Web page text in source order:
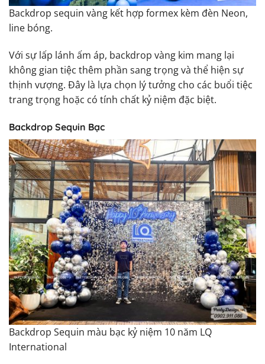
Backdrop sequin vàng kết hợp formex kèm đèn Neon,
line bóng.
Với sự lấp lánh ấm áp, backdrop vàng kim mang lại
không gian tiệc thêm phần sang trọng và thể hiện sự
thịnh vượng. Đây là lựa chọn lý tưởng cho các buổi tiệc
trang trọng hoặc có tính chất kỷ niệm đặc biệt.
Backdrop Sequin Bạc
Backdrop Sequin màu bạc kỷ niệm 10 năm LQ
International